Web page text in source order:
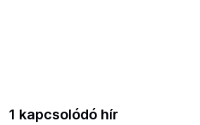
1 kapcsolódó hír